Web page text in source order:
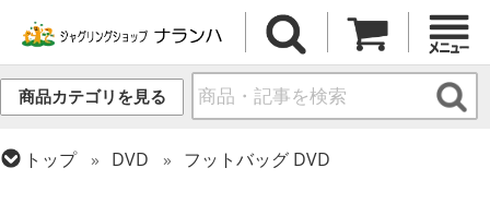
商品カテゴリを見る
トップ DVD
フットバッグ DVD